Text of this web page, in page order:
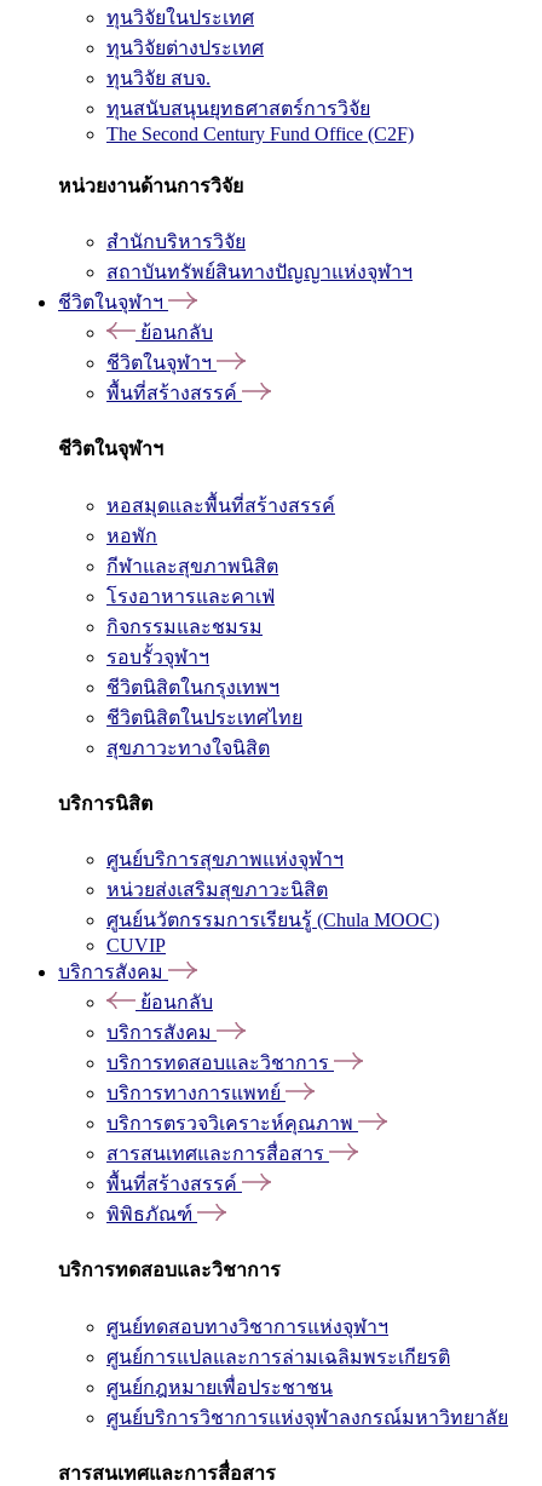
ทุนวิจัยในประเทศ
ทุนวิจัยต่างประเทศ
ทุนวิจัย สบจ.
ทุนสนับสนุนยุทธศาสตร์การวิจัย
The Second Century Fund Office (C2F)
หน่วยงานด้านการวิจัย
สำนักบริหารวิจัย
สถาบันทรัพย์สินทางปัญญาแห่งจุฬาฯ
ชีวิตในจุฬาฯ
ย้อนกลับ
ชีวิตในจุฬาฯ
พื้นที่สร้างสรรค์
ชีวิตในจุฬาฯ
หอสมุดและพื้นที่สร้างสรรค์
หอพัก
กีฬาและสุขภาพนิสิต
โรงอาหารและคาเฟ่
กิจกรรมและชมรม
รอบรั้วจุฬาฯ
ชีวิตนิสิตในกรุงเทพฯ
ชีวิตนิสิตในประเทศไทย
สุขภาวะทางใจนิสิต
บริการนิสิต
ศูนย์บริการสุขภาพแห่งจุฬาฯ
หน่วยส่งเสริมสุขภาวะนิสิต
ศูนย์นวัตกรรมการเรียนรู้ (Chula MOOC)
CUVIP
บริการสังคม
ย้อนกลับ
บริการสังคม
บริการทดสอบและวิชาการ
บริการทางการแพทย์
บริการตรวจวิเคราะห์คุณภาพ
สารสนเทศและการสื่อสาร
พื้นที่สร้างสรรค์
พิพิธภัณฑ์
บริการทดสอบและวิชาการ
ศูนย์ทดสอบทางวิชาการแห่งจุฬาฯ
ศูนย์การแปลและการล่ามเฉลิมพระเกียรติ
ศูนย์กฎหมายเพื่อประชาชน
ศูนย์บริการวิชาการแห่งจุฬาลงกรณ์มหาวิทยาลัย
สารสนเทศและการสื่อสาร